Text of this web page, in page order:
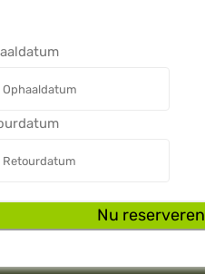
Nu reserveren